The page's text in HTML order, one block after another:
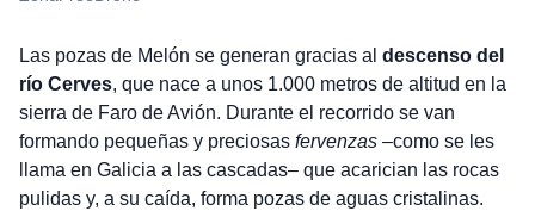
Las pozas de Melón se generan gracias al descenso del
río Cerves, que nace a unos 1.000 metros de altitud en la
sierra de Faro de Avión. Durante el recorrido se van
formando pequeñas y preciosas fervenzas–como se les
llama en Galicia a las cascadas– que acarician las rocas
pulidas y, a su caída, forma pozas de aguas cristalinas.